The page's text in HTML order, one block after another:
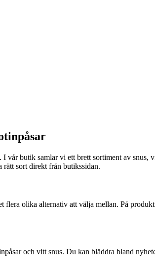
butik samlar vi ett brett sortiment av
rätt sort direkt från butikssidan.
olika alternativ att välja mellan. På
och vitt snus. Du kan bläddra bland